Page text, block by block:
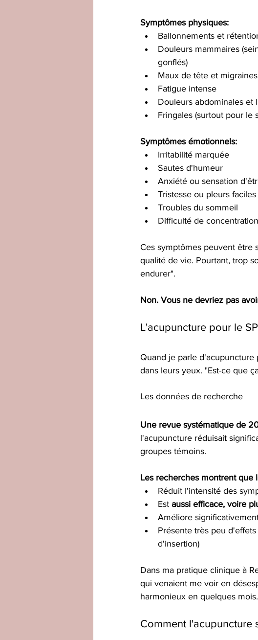
Symptômes physiques:
Ballonnements et
Douleurs mammaires
gonflés)
Maux de tête et migraines
Fatigue intense
Douleurs abdominales et
Fringales (surtout pour le
Symptômes émotionnels:
Irritabilité marquée
Sautes d'humeur
Anxiété ou sensation
Tristesse ou pleurs faciles
Troubles du sommeil
Difficulté de concentration
Ces symptômes peuvent être
qualité de vie. Pourtant, trop
endurer".
Non. Vous ne devriez pas
L'acupuncture pour le
Quand je parle d'acupuncture
dans leurs yeux. "Est-ce que
Les données de recherche
Une revue systématique de
l'acupuncture réduisait
groupes témoins.
Les recherches montrent que
Réduit l'intensité des
Est aussi efficace, voire
Améliore
Présente très peu
d'insertion)
Dans ma pratique clinique à
qui venaient me voir en
harmonieux en quelques mois.
Comment l'acupuncture